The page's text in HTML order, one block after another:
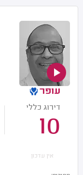
עופר
דירוג כללי
10
אין עדכון